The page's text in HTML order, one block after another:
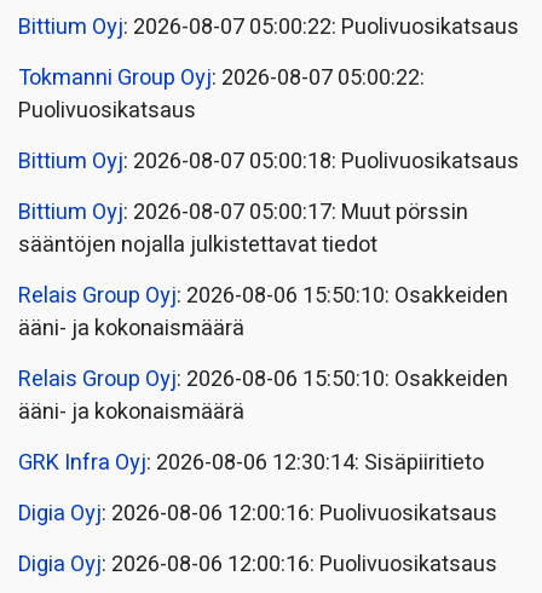
Bittium Oyj: 2026-08-07 05:00:22: Puolivuosikatsaus
Tokmanni Group Oyj: 2026-08-07 05:00:22:
Puolivuosikatsaus
Bittium Oyj: 2026-08-07 05:00:18: Puolivuosikatsaus
Bittium Oyj: 2026-08-07 05:00:17: Muut pörssin
sääntöjen nojalla julkistettavat tiedot
Relais Group Oyj: 2026-08-06 15:50:10: Osakkeiden
ääni- ja kokonaismäärä
Relais Group Oyj: 2026-08-06 15:50:10: Osakkeiden
ääni- ja kokonaismäärä
GRK Infra Oyj: 2026-08-06 12:30:14: Sisäpiiritieto
Digia Oyj: 2026-08-06 12:00:16: Puolivuosikatsaus
Digia Oyj: 2026-08-06 12:00:16: Puolivuosikatsaus